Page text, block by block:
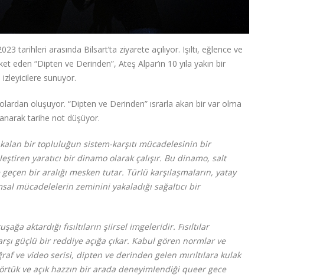
tarihleri arasında Bilsart’ta ziyarete açılıyor. Işıltı, eğlence ve
“Dipten ve Derinden”, Ateş Alpar’ın 10 yıla yakın bir
izleyicilere sunuyor.
oluşuyor. “Dipten ve Derinden” ısrarla akan bir var olma
tarihe not düşüyor.
kalan bir topluluğun sistem-karşıtı mücadelesinin bir
yaratıcı bir dinamo olarak çalışır. Bu dinamo, salt
bir aralığı mesken tutar. Türlü karşılaşmaların, yatay
mücadelelerin zeminini yakaladığı sağaltıcı bir
aktardığı fısıltıların şiirsel imgeleridir. Fısıltılar
güçlü bir reddiye açığa çıkar. Kabul gören normlar ve
ve video serisi, dipten ve derinden gelen mırıltılara kulak
ve açık hazzın bir arada deneyimlendiği queer gece